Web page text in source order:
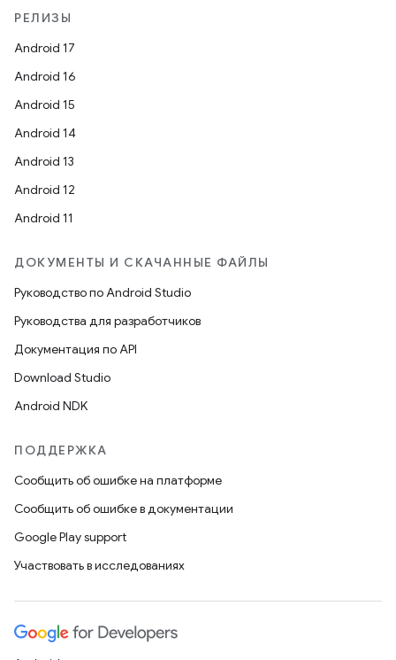
РЕЛИЗЫ
Android 17
Android 16
Android 15
Android 14
Android 13
Android 12
Android 11
ДОКУМЕНТЫ И СКАЧАННЫЕ ФАЙЛЫ
Руководство по Android Studio
Руководства для разработчиков
Документация по API
Download Studio
Android NDK
ПОДДЕРЖКА
Сообщить об ошибке на платформе
Сообщить об ошибке в документации
Google Play support
Участвовать в исследованиях